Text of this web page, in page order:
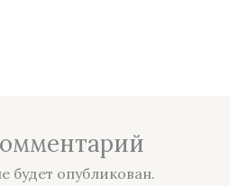
будет опубликован.